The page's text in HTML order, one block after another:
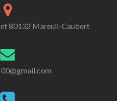
80132 Mareuil-Caubert